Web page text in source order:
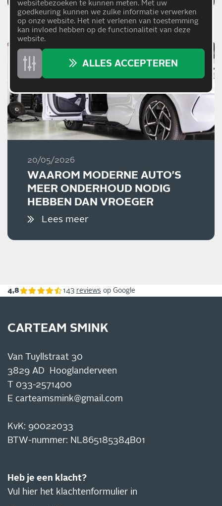
20/05/2026
WAAROM MODERNE AUTO'S
MEER ONDERHOUD NODIG
HEBBEN DAN VROEGER
Lees meer
4,8 143 reviews op Google
CARTEAM SMINK
Van Tuyllstraat 30
3829 AD Hooglanderveen
T 033-2571400
E carteamsmink@gmail.com
KvK: 90022033
​​​​​BTW-nummer: NL865185384B01
Heb je een klacht?
Vul hier het klachtenformulier in
websitebezoeken te kunnen meten. Met uw
goedkeuring kunnen we zulke informatie verwerken
op onze website. Het niet verlenen van toestemming
kan invloed hebben op de functionaliteit van deze
website.
ALLES ACCEPTEREN